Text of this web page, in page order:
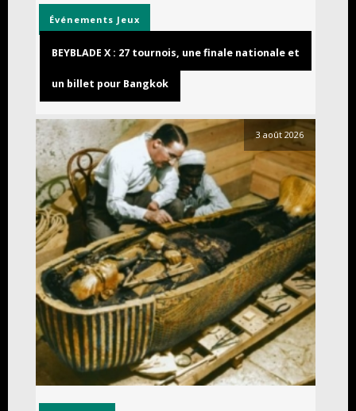
Événements Jeux
BEYBLADE X : 27 tournois, une finale nationale et
un billet pour Bangkok
3 août 2026